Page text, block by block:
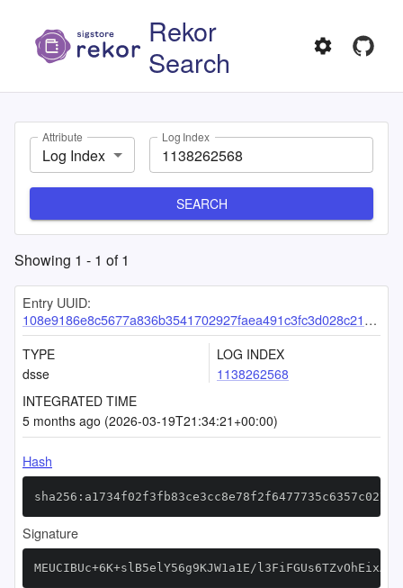
Rekor
Search
Attribute
Log Index
Log Index
SEARCH
Showing 1 - 1 of1
Entry UUID:
108e9186e8c5677a836b3541702927faea491c3fc3d028c218fdb07191375cb4f0c1a1560cf51bc3
TYPE
dsse
LOG INDEX
1138262568
INTEGRATED TIME
5 months ago (2026-03-19T21:34:21+00:00)
Hash
Signature
MEUCIBUc+6K+slB5elY56g9KJW1a1E/